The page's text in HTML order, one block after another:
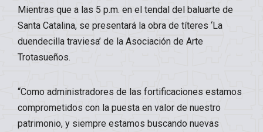
Mientras que a las 5 p.m. en el tendal del baluarte de
Santa Catalina, se presentará la obra de títeres ‘La
duendecilla traviesa’ de la Asociación de Arte
Trotasueños.
“Como administradores de las fortificaciones estamos
comprometidos con la puesta en valor de nuestro
patrimonio, y siempre estamos buscando nuevas